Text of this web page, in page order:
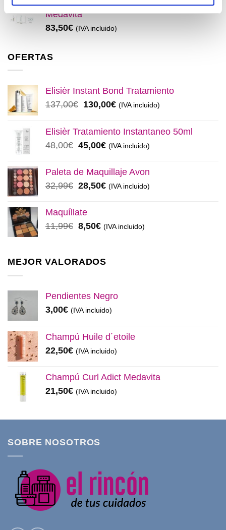
Pack anticaída Locion Concentrée
Medavita
83,50€ (IVA incluido)
OFERTAS
Elisièr Instant Bond Tratamiento
137,00€ El
original
137,00€.
130,00€El
actual
130,00€.
(IVA incluido)
Elisièr Tratamiento Instantaneo 50ml
48,00€ El
original
48,00€.
45,00€El
actual
45,00€.
(IVA incluido)
Paleta de Maquillaje Avon
32,99€ El
original
32,99€.
28,50€El
28,50€.
(IVA incluido)
Maquíllate
11,99€ El
era:
8,50€El
es:
(IVA incluido)
MEJOR VALORADOS
Pendientes Negro
3,00€ (IVA incluido)
Champú Huile d´etoile
22,50€ (IVA incluido)
Champú Curl Adict Medavita
21,50€ (IVA incluido)
SOBRE NOSOTROS